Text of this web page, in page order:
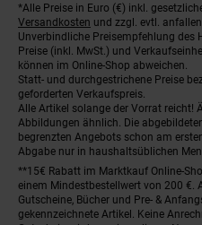
Fußnoten
*Alle Preise in Euro (€) inkl.
Versandkosten und zzgl. evtl.
Unverbindliche Preisempfehlung des
Preise (inkl. MwSt.) und
können im Online-Shop abweichen.
Statt- und durchgestrichene Preise
geforderten Verkaufspreis.
Alle Artikel solange der Vorrat reicht!
Abbildungen ähnlich. Die
begrenzten Angebots schon am
Abgabe nur in haushaltsüblichen
**15€ Rabatt im Marktkauf Online-
einem Mindestbestellwert von 200 €.
Gutscheine, Bücher und Pre- &
gekennzeichnete Artikel. Keine